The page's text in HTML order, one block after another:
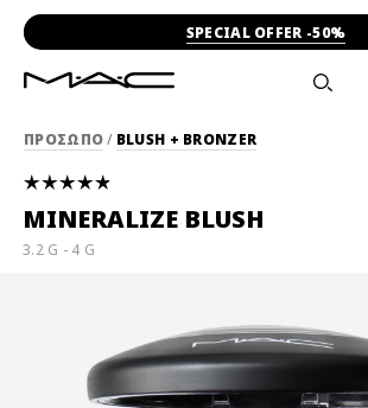
SPECIAL OFFER -50%
ΠΡΟΣΩΠΟ/ BLUSH + BRONZER
MINERALIZE BLUSH
3.2 G - 4 G